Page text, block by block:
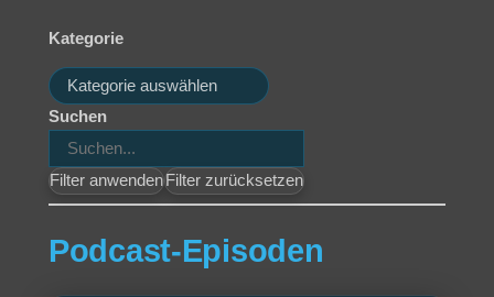
Kategorie
Kategorien
Suchen
Filter anwenden Filter zurücksetzen
Podcast-Episoden